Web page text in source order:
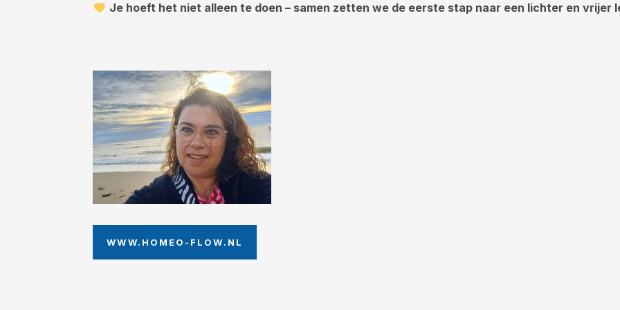
Je hoeft het niet alleen te doen – samen zetten we de eerste stap naar een lichter en vrijer
WWW.HOMEO-FLOW.NL